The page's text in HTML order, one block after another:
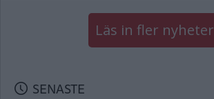
Läs in fler nyheter
SENASTE